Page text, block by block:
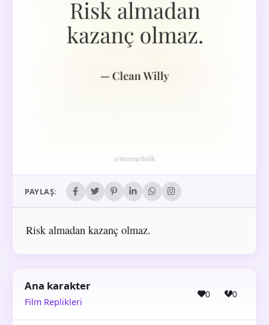
PAYLAŞ:
Risk almadan kazanç olmaz.
Ana karakter
Film Replikleri
0 0